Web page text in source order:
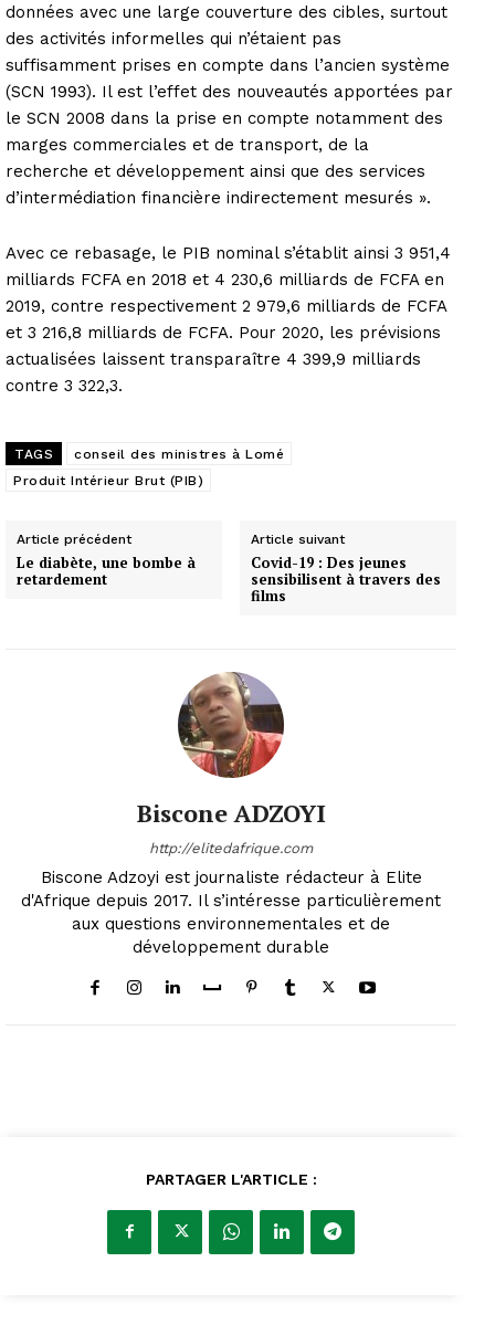
données avec une large couverture des cibles, surtout
des activités informelles qui n’étaient pas
suffisamment prises en compte dans l’ancien système
(SCN 1993). Il est l’effet des nouveautés apportées par
le SCN 2008 dans la prise en compte notamment des
marges commerciales et de transport, de la
recherche et développement ainsi que des services
d’intermédiation financière indirectement mesurés ».
Avec ce rebasage, le PIB nominal s’établit ainsi 3 951,4
milliards FCFA en 2018 et 4 230,6 milliards de FCFA en
2019, contre respectivement 2 979,6 milliards de FCFA
et 3 216,8 milliards de FCFA. Pour 2020, les prévisions
actualisées laissent transparaître 4 399,9 milliards
contre 3 322,3.
TAGS
conseil des ministres à Lomé
Produit Intérieur Brut (PIB)
Article précédent
Le diabète, une bombe à
retardement
Article suivant
Covid-19 : Des jeunes
sensibilisent à travers des
films
Biscone ADZOYI
http://elitedafrique.com
Biscone Adzoyi est journaliste rédacteur à Elite
d'Afrique depuis 2017. Il s’intéresse particulièrement
aux questions environnementales et de
développement durable
PARTAGER L'ARTICLE :